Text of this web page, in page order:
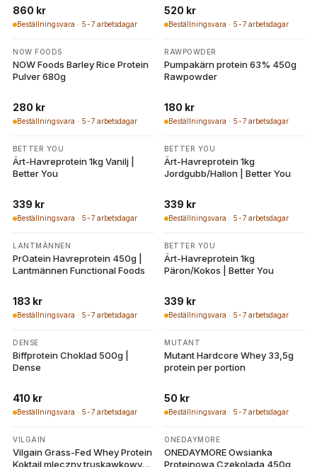
860 kr
Beställningsvara · 5-7 arbetsdagar
520 kr
Beställningsvara · 5-7 arbetsdagar
NOW FOODS
NOW Foods Barley Rice Protein
Pulver 680g
280 kr
Beställningsvara · 5-7 arbetsdagar
RAWPOWDER
Pumpakärn protein 63% 450g
Rawpowder
180 kr
Beställningsvara · 5-7 arbetsdagar
BETTER YOU
Ärt-Havreprotein 1kg Vanilj |
Better You
339 kr
Beställningsvara · 5-7 arbetsdagar
BETTER YOU
Ärt-Havreprotein 1kg
Jordgubb/Hallon | Better You
339 kr
Beställningsvara · 5-7 arbetsdagar
LANTMÄNNEN
PrOatein Havreprotein 450g |
Lantmännen Functional Foods
183 kr
Beställningsvara · 5-7 arbetsdagar
BETTER YOU
Ärt-Havreprotein 1kg
Päron/Kokos | Better You
339 kr
Beställningsvara · 5-7 arbetsdagar
DENSE
Biffprotein Choklad 500g |
Dense
410 kr
Beställningsvara · 5-7 arbetsdagar
MUTANT
Mutant Hardcore Whey 33,5g
protein per portion
50 kr
Beställningsvara · 5-7 arbetsdagar
VILGAIN
Vilgain Grass-Fed Whey Protein
Koktajl mleczny truskawkowy
ONEDAYMORE
ONEDAYMORE Owsianka
Proteinowa Czekolada 450g